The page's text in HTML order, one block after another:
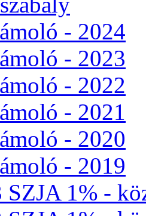
- 2024
- 2023
- 2022
- 2021
- 2020
- 2019
SZJA 1% -